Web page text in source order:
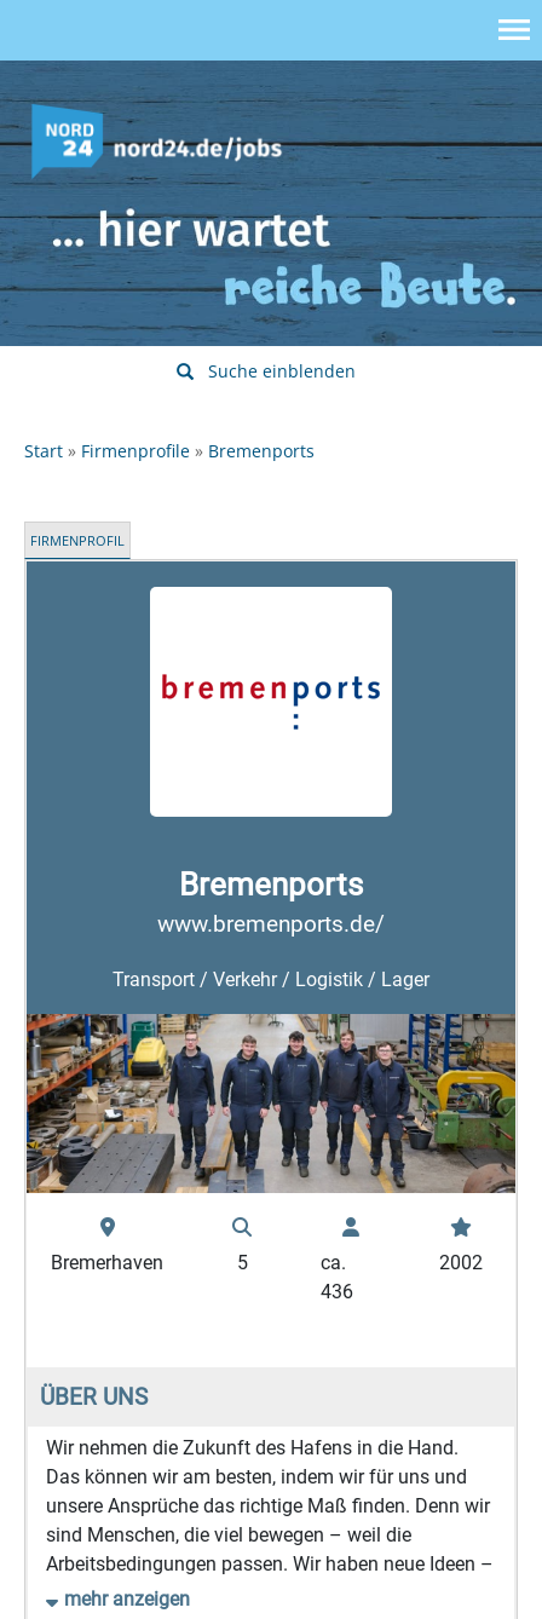
Suche einblenden
Start Firmenprofile Bremenports
FIRMENPROFIL